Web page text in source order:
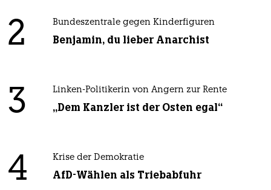
2 Bundeszentrale gegen Kinderfiguren
Benjamin, du lieber Anarchist
3 Linken-Politikerin von Angern zur Rente
„Dem Kanzler ist der Osten egal“
4 Krise der Demokratie
AfD-Wählen als Triebabfuhr